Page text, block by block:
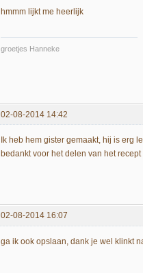
hmmm lijkt me heerlijk
groetjes Hanneke
02-08-2014 14:42
Ik heb hem gister gemaakt, hij is erg
bedankt voor het delen van het recept
02-08-2014 16:07
ga ik ook opslaan, dank je wel klinkt